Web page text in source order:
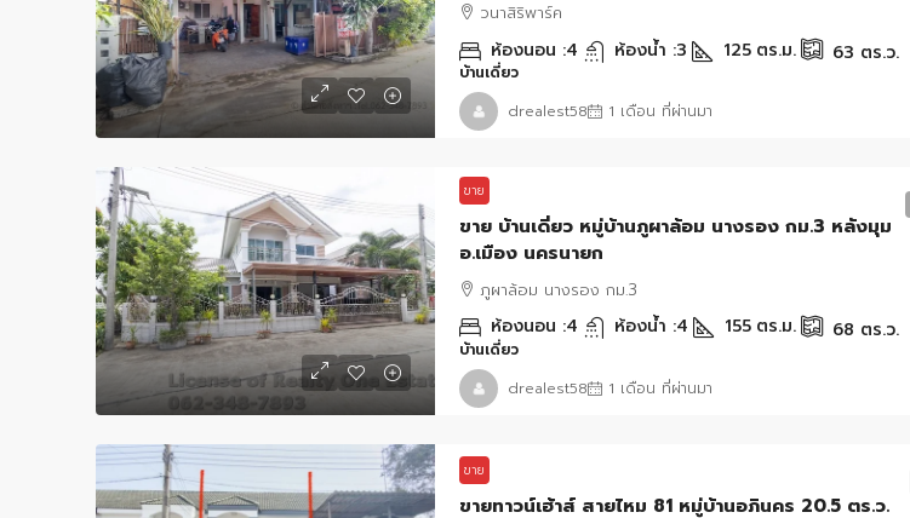
วนาสิริพาร์ค
ห้องนอน :4 ห้องน้ำ :3 125 ตร.ม. 63 ตร.ว.
บ้านเดี่ยว
drealest58 1 เดือน ที่ผ่านมา
ขาย
ขาย บ้านเดี่ยว หมู่บ้านภูผาล้อม นางรอง กม.3 หลังมุม
อ.เมือง นครนายก
ภูผาล้อม นางรอง กม.3
ห้องนอน :4 ห้องน้ำ :4 155 ตร.ม. 68 ตร.ว.
บ้านเดี่ยว
drealest58 1 เดือน ที่ผ่านมา
ขาย
ขายทาวน์เฮ้าส์ สายไหม 81 หมู่บ้านอภินคร 20.5 ตร.ว.